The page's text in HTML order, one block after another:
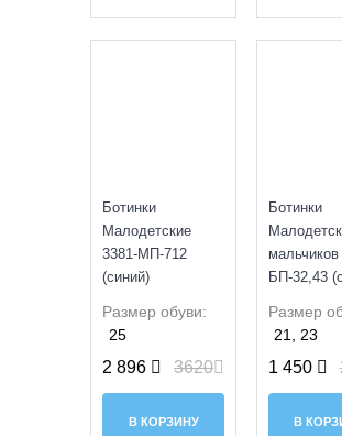
Ботинки
Малодетские
3381-МП-712
(синий)
Размер обуви:
25
2 896 3620
В КОРЗИНУ
Ботинки
мальчиков
БП-32,43
Размер
21, 23
1 450
В